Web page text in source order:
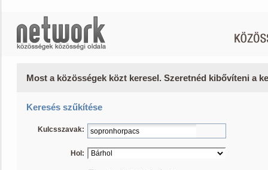
Most a közösségek közt keresel. Szeretnéd kibővíteni a
Keresés szűkítése
Kulcsszavak:
Hol: